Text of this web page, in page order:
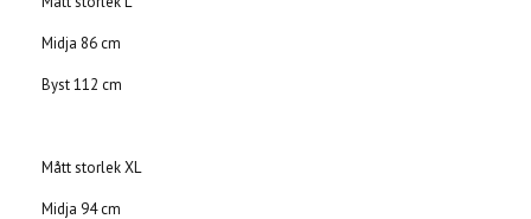
Midja 86 cm
Byst 112 cm
Mått storlek XL
Midja 94 cm